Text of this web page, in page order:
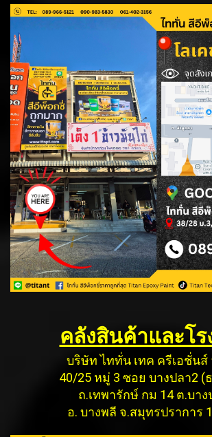
คลังสินค้าและโร
บริษัท ไททั่น เทค ครีเอชั่นส์
40/25 หมู่ 3 ซอย บางปลา2 (
ถ.เทพารักษ์ กม 14 ต.บาง
อ. บางพลี จ.สมุทรปราการ